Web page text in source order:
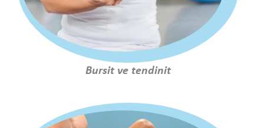
Bursit ve tendinit